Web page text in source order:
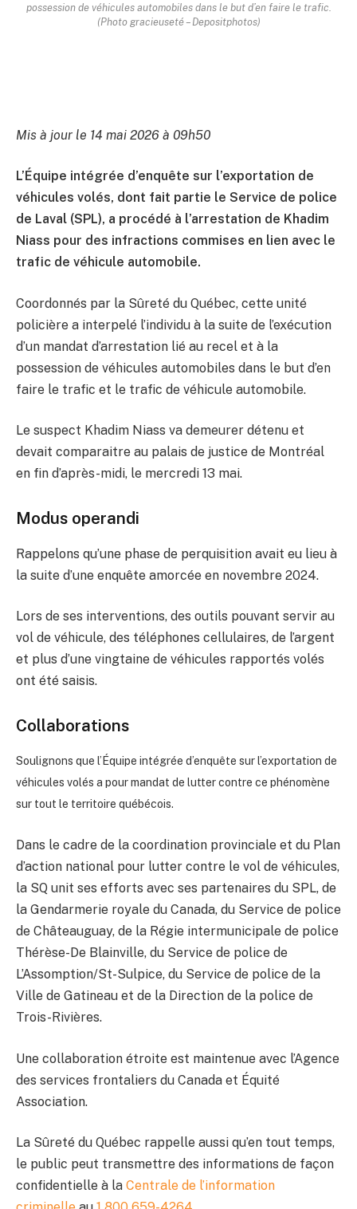
possession de véhicules automobiles dans le but d’en faire le trafic.
(Photo gracieuseté – Depositphotos)
Mis à jour le 14 mai 2026 à 09h50
L’Équipe intégrée d’enquête sur l’exportation de
véhicules volés, dont fait partie le Service de police
de Laval (SPL), a procédé à l’arrestation de Khadim
Niass pour des infractions commises en lien avec le
trafic de véhicule automobile.
Coordonnés par la Sûreté du Québec, cette unité
policière a interpelé l’individu à la suite de l’exécution
d’un mandat d’arrestation lié au recel et à la
possession de véhicules automobiles dans le but d’en
faire le trafic et le trafic de véhicule automobile.
Le suspect Khadim Niass va demeurer détenu et
devait comparaitre au palais de justice de Montréal
en fin d’après-midi, le mercredi 13 mai.
Modus operandi
Rappelons qu’une phase de perquisition avait eu lieu à
la suite d’une enquête amorcée en novembre 2024.
Lors de ses interventions, des outils pouvant servir au
vol de véhicule, des téléphones cellulaires, de l’argent
et plus d’une vingtaine de véhicules rapportés volés
ont été saisis.
Collaborations
Soulignons que l’Équipe intégrée d’enquête sur l’exportation de
véhicules volés a pour mandat de lutter contre ce phénomène
sur tout le territoire québécois.
Dans le cadre de la coordination provinciale et du Plan
d’action national pour lutter contre le vol de véhicules,
la SQ unit ses efforts avec ses partenaires du SPL, de
la Gendarmerie royale du Canada, du Service de police
de Châteauguay, de la Régie intermunicipale de police
Thérèse-De Blainville, du Service de police de
L’Assomption/St-Sulpice, du Service de police de la
Ville de Gatineau et de la Direction de la police de
Trois-Rivières.
Une collaboration étroite est maintenue avec l’Agence
des services frontaliers du Canada et Équité
Association.
La Sûreté du Québec rappelle aussi qu’en tout temps,
le public peut transmettre des informations de façon
confidentielle à la Centrale de l’information